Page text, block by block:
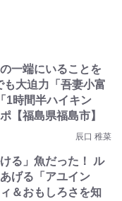
一端にいることを
大迫力「吾妻小富
1時間半ハイキン
【福島県福島市】
辰口 稚菜
る」魚だった！ ル
げる「アユイン
＆おもしろさを知